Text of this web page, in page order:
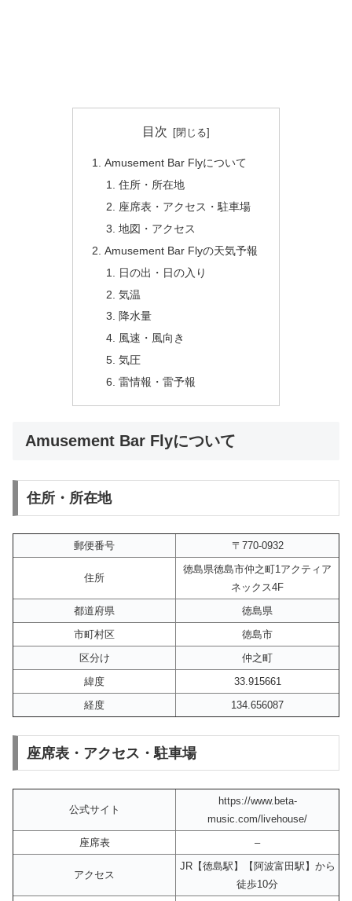
目次
Amusement Bar Flyについて
住所・所在地
座席表・アクセス・駐車場
地図・アクセス
Amusement Bar Flyの天気予報
日の出・日の入り
気温
降水量
風速・風向き
気圧
雷情報・雷予報
Amusement Bar Flyについて
住所・所在地
郵便番号 〒770-0932
住所
徳島県徳島市仲之町1アクティア
ネックス4F
都道府県
徳島県
市町村区
徳島市
区分け
仲之町
緯度
33.915661
経度
134.656087
座席表・アクセス・駐車場
公式サイト
https://www.beta-
music.com/livehouse/
座席表
–
アクセス
JR【徳島駅】【阿波富田駅】から
徒歩10分